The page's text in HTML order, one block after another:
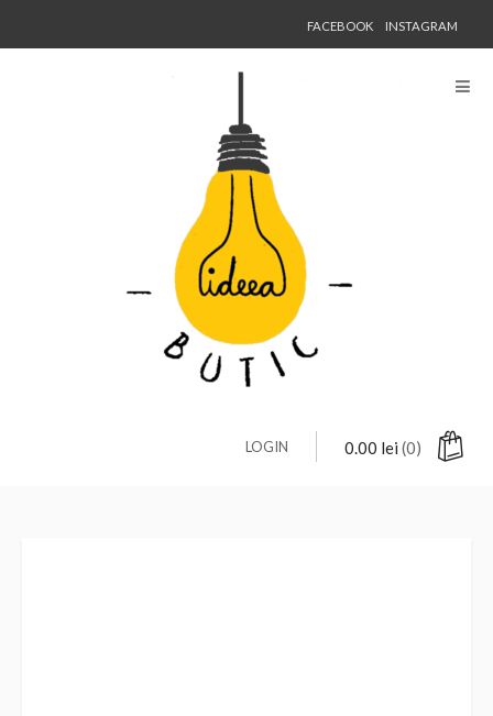
FACEBOOK INSTAGRAM
0.00 lei (0)
LOGIN